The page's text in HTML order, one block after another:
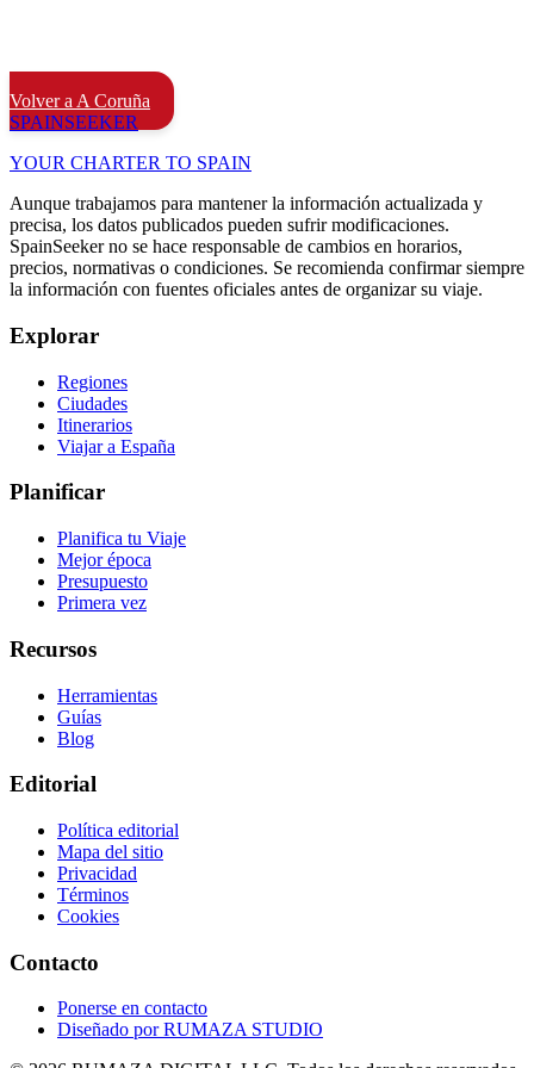
Volver a A Coruña
SPAINSEEKER
YOUR CHARTER TO SPAIN
Aunque trabajamos para mantener la información actualizada y
precisa, los datos publicados pueden sufrir modificaciones.
SpainSeeker no se hace responsable de cambios en horarios,
precios, normativas o condiciones. Se recomienda confirmar siempre
la información con fuentes oficiales antes de organizar su viaje.
Explorar
Regiones
Ciudades
Itinerarios
Viajar a España
Planificar
Planifica tu Viaje
Mejor época
Presupuesto
Primera vez
Recursos
Herramientas
Guías
Blog
Editorial
Política editorial
Mapa del sitio
Privacidad
Términos
Cookies
Contacto
Ponerse en contacto
Diseñado porRUMAZA STUDIO